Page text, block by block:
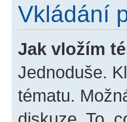
Vkládání
Jak vložím
Jednoduše.
tématu.